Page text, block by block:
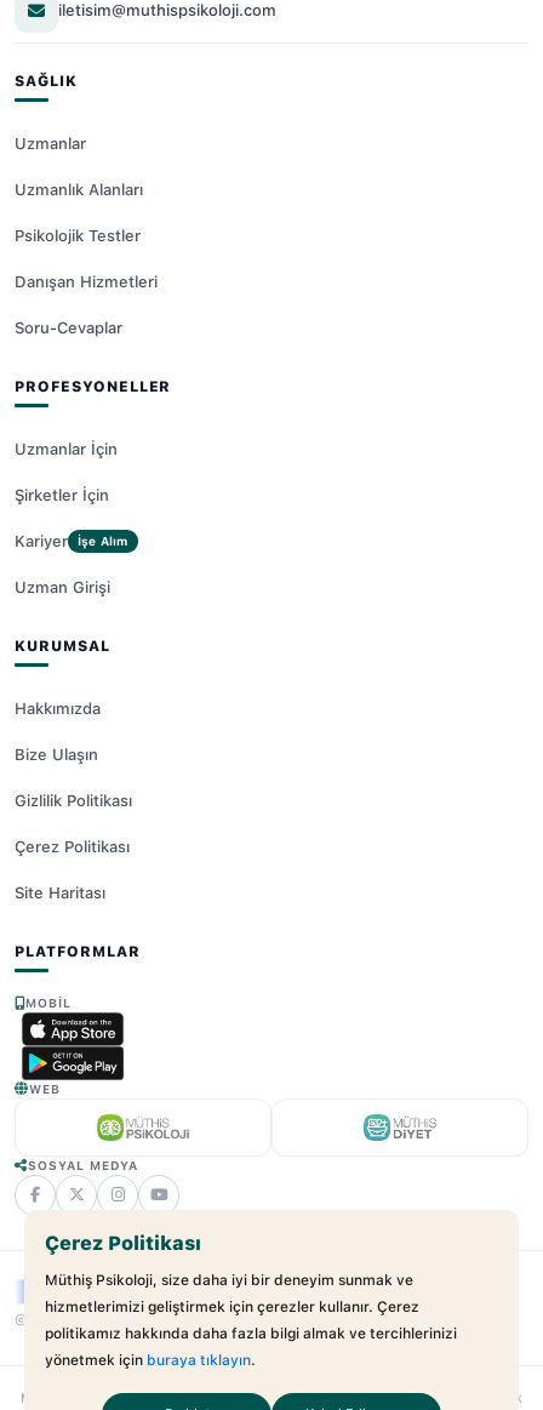
iletisim@muthispsikoloji.com
SAĞLIK
Uzmanlar
Uzmanlık Alanları
Psikolojik Testler
Danışan Hizmetleri
Soru-Cevaplar
PROFESYONELLER
Uzmanlar İçin
Şirketler İçin
Kariyer İşe Alım
Uzman Girişi
KURUMSAL
Hakkımızda
Bize Ulaşın
Gizlilik Politikası
Çerez Politikası
Site Haritası
PLATFORMLAR
MOBIL
WEB
SOSYAL MEDYA
© 2025 - 2026 Müthiş Psikoloji. Tüm Hakları Saklıdır.
Muthispsikoloji.combağımsız bir dijital sağlık platformudur; hastane veya klinik
Çerez Politikası
Müthiş Psikoloji, size daha iyi bir deneyim sunmak ve
hizmetlerimizi geliştirmek için çerezler kullanır. Çerez
politikamız hakkında daha fazla bilgi almak ve tercihlerinizi
yönetmek için buraya tıklayın.